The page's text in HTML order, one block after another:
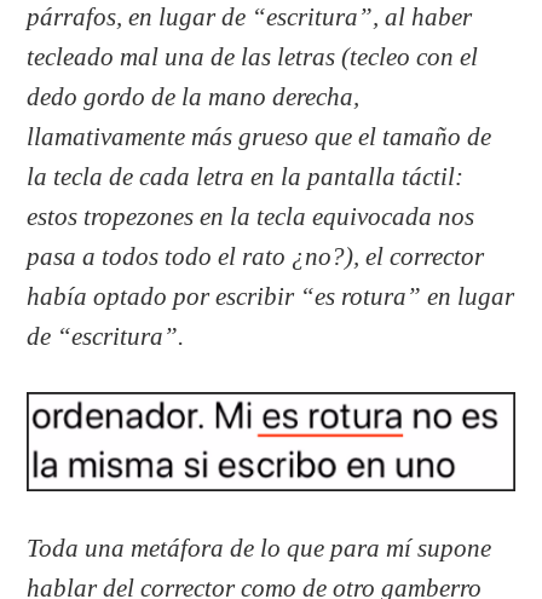
párrafos, en lugar de “escritura”, al haber
tecleado mal una de las letras (tecleo con el
dedo gordo de la mano derecha,
llamativamente más grueso que el tamaño de
la tecla de cada letra en la pantalla táctil:
estos tropezones en la tecla equivocada nos
pasa a todos todo el rato ¿no?), el corrector
había optado por escribir “es rotura” en lugar
de “escritura”.
Toda una metáfora de lo que para mí supone
hablar del corrector como de otro gamberro